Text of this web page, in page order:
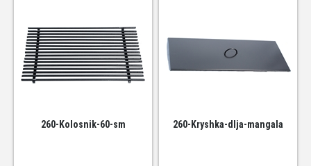
260-Kolosnik-60-sm 260-Kryshka-dlja-mangala